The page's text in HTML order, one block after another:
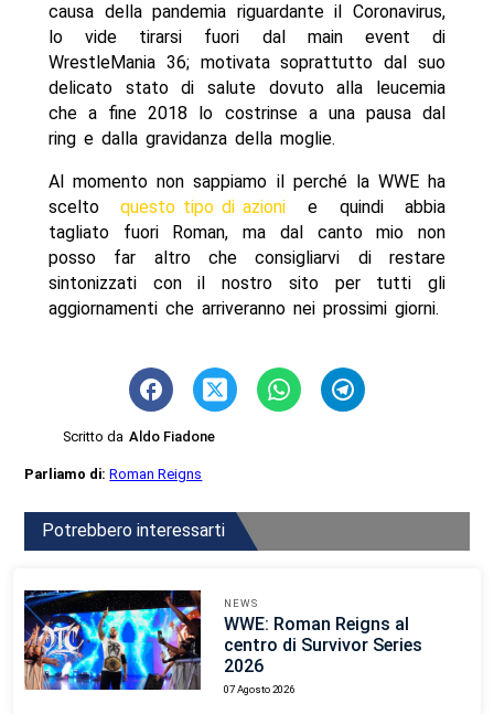
causa della pandemia riguardante il Coronavirus,
lo vide tirarsi fuori dal main event di
WrestleMania 36; motivata soprattutto dal suo
delicato stato di salute dovuto alla leucemia
che a fine 2018 lo costrinse a una pausa dal
ring e dalla gravidanza della moglie.
Al momento non sappiamo il perché la WWE ha
sceltoquesto tipo di azioni e quindi abbia
tagliato fuori Roman, ma dal canto mio non
posso far altro che consigliarvi di restare
sintonizzati con il nostro sito per tutti gli
aggiornamenti che arriveranno nei prossimi giorni.
Scritto da Aldo Fiadone
Parliamo di:Roman Reigns
Potrebbero interessarti
NEWS
WWE: Roman Reigns al
centro di Survivor Series
2026
07 Agosto 2026